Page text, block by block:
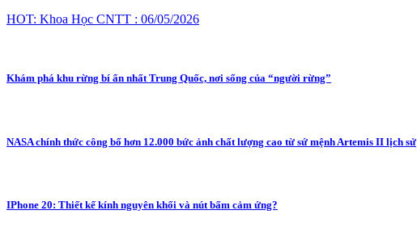
HOT: Khoa Học CNTT : 06/05/2026
Khám phá khu rừng bí ẩn nhất Trung Quốc, nơi sống của “người rừng”
NASA chính thức công bố hơn 12.000 bức ảnh chất lượng cao từ sứ mệnh Artemis II lịch sử
IPhone 20: Thiết kế kính nguyên khối và nút bấm cảm ứng?